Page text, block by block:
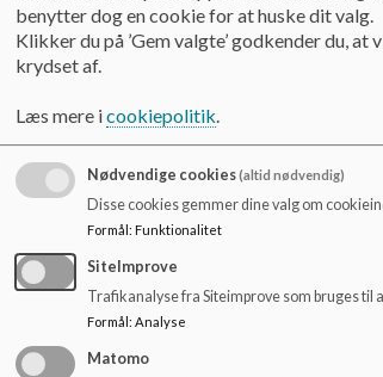
Samspillet mellem
På det sidste møde i
sikre en løbende
mellem de to elevråd.
opsøgende.
Tre gange årligt
hinanden om arbejdet.
Valg af
Der skal jf.
stemmeret i
er automatisk også
benytter dog en cookie for at huske dit valg.
Klikker du på ’Gem valgte’ godkender du,
krydset af.
Læs mere icookiepolitik.
Nødvendige cookies(altid nødvendig)
Disse cookies gemmer dine valg om
Formål : Funktionalitet
SiteImprove
Trafikanalyse fra Siteimprove som bruges til
Formål : Analyse
Matomo